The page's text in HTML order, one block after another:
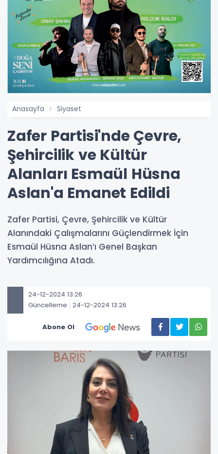
Anasayfa Siyaset
Zafer Partisi'nde Çevre,
Şehircilik ve Kültür
Alanları Esmaül Hüsna
Aslan'a Emanet Edildi
Zafer Partisi, Çevre, Şehircilik ve Kültür
Alanındaki Çalışmalarını Güçlendirmek İçin
Esmaül Hüsna Aslan’ı Genel Başkan
Yardımcılığına Atadı.
24-12-2024 13:26
Güncelleme : 24-12-2024 13:26
Abone Ol